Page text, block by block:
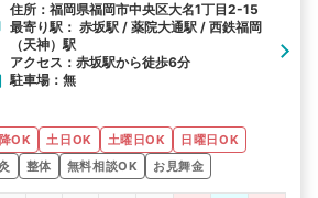
住所：福岡県福岡市中央区大名1丁目2-15
最寄り駅： 赤坂駅 / 薬院大通駅 / 西鉄福岡
（天神）駅
アクセス：赤坂駅から徒歩6分
駐車場：無
OK 土日OK 土曜日OK
日曜日OK
整体 無料相談OK お見舞金